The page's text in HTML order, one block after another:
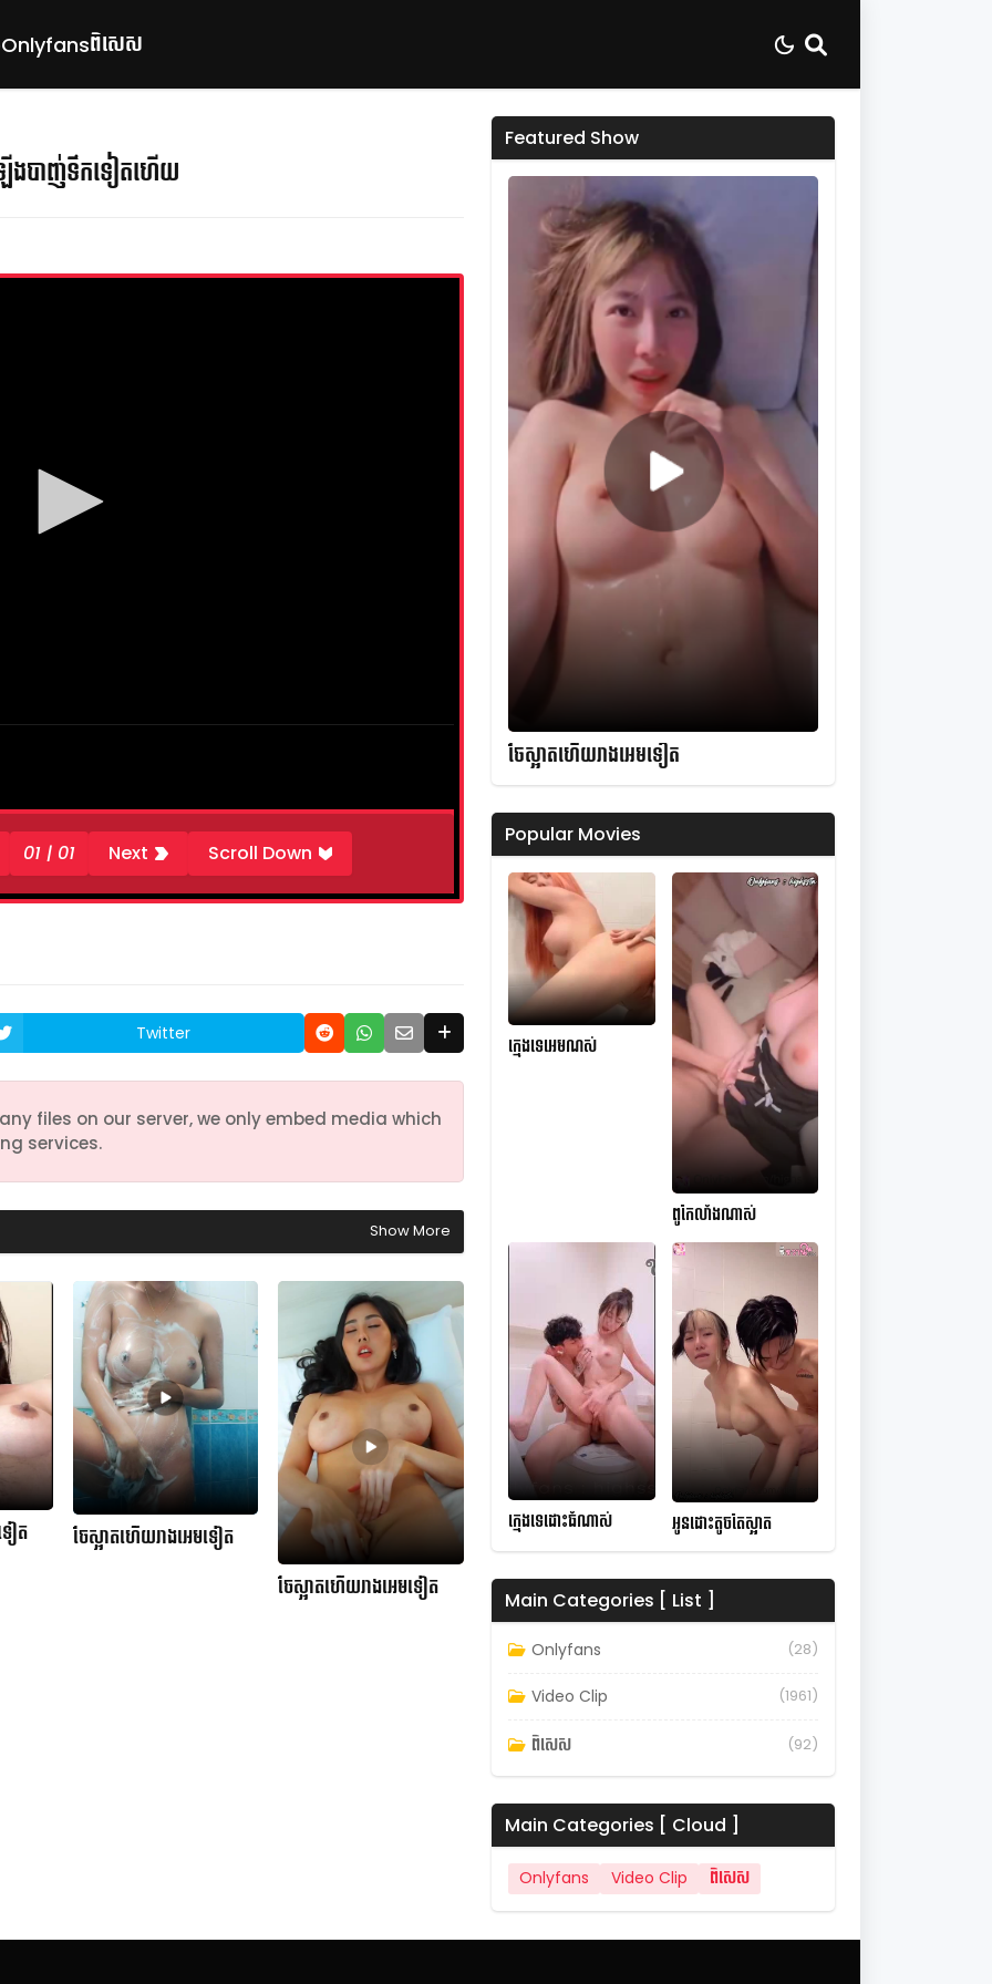
Onlyfansពិសេស
ងបាញ់ទឹកទៀតហើយ
01 | 01 Next Scroll Down
Twitter
files on our server, we only embed media which
services.
Show More
ៀត
ចែស្អាតហើយរាងអេមទៀត
ចែស្អាតហើយរាងអេមទៀត
Featured Show
ចែស្អាតហើយរាងអេមទៀត
Popular Movies
ក្មេងទេអេមណស់
ពូកែលាំងណាស់
ក្មេងទេដោះធំណាស់ អូនដោះតូចតែស្អាត
Main Categories [ List ]
Onlyfans (28)
Video Clip (1961)
ពិសេស (92)
Main Categories [ Cloud ]
Onlyfans Video Clip ពិសេស